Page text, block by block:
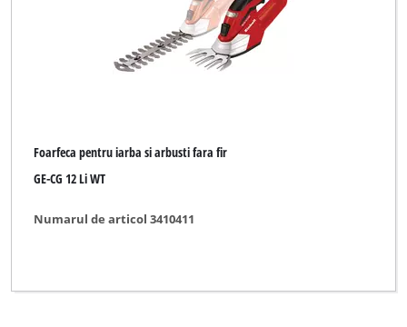
Foarfeca pentru iarba si arbusti fara fir
GE-CG 12 Li WT
Numarul de articol 3410411